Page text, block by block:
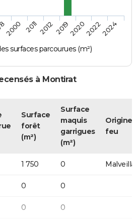
surfaces parcourues (m²)
2000 201120122019202020222024
à Montirat
Surface
forêt
(m²)
Surface
maquis
garrigues
(m²)
Origine
feu
1 750 0
0 0
0 0